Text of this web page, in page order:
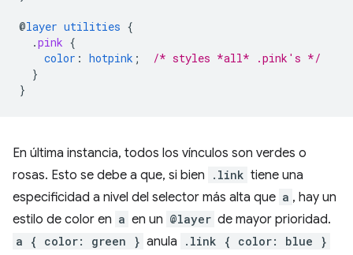
@layer utilities {
.pink {
color : hotpink ;
/* styles *all* .pink's */
}
}
En última instancia, todos los vínculos son verdes o
rosas. Esto se debe a que, si bien
.link tiene una
especificidad a nivel del selector más alta que a , hay un
estilo de color en a en un @layer de mayor prioridad.
a { color: green } anula .link { color: blue }